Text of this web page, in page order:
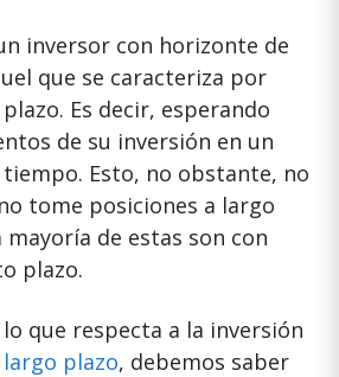
inversor con horizonte de
que se caracteriza por
Es decir, esperando
de su inversión en un
Esto, no obstante, no
tome posiciones a largo
mayoría de estas son con
plazo.
que respecta a la inversión
plazo, debemos saber